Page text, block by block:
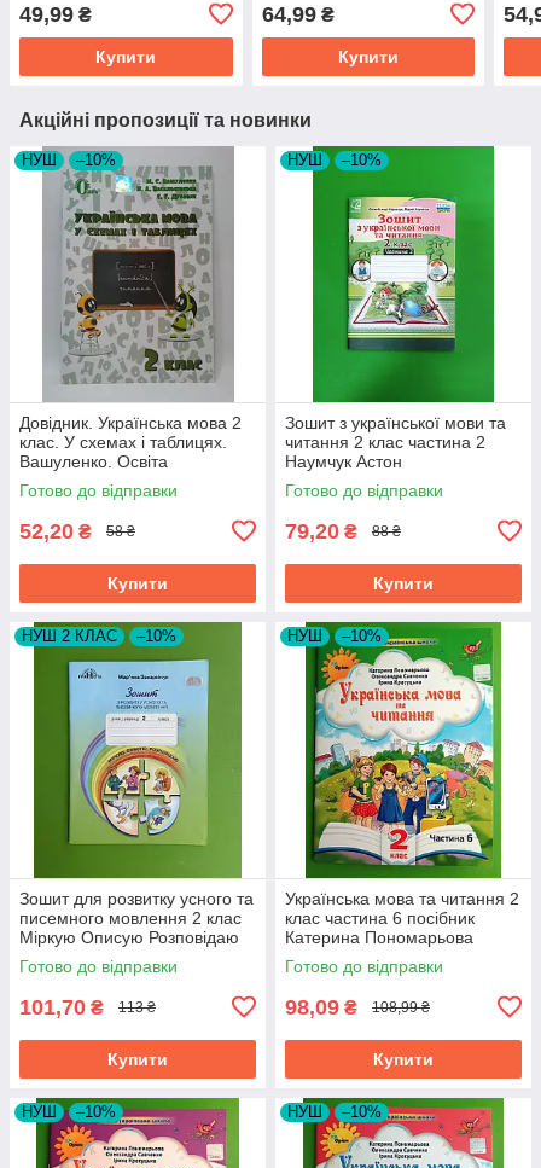
49,99 ₴
Купити
64,99₴
Купити
Акційні пропозиції та новинки
НУШ –10%
Довідник. Українська мова 2
клас. У схемах і таблицях.
Вашуленко. Освіта
Готово до відправки
52,20 ₴ 58 ₴
Купити
НУШ –10%
Зошит з української мови та
читання 2 клас частина 2
Наумчук Астон
Готово до відправки
79,20 ₴ 88 ₴
Купити
НУШ 2 КЛАС –10%
Зошит для розвитку усного та
писемного мовлення 2 клас
Міркую Описую Розповідаю
М Захарійчук
Готово до відправки
101,70 ₴ 113 ₴
Купити
НУШ –10%
Українська мова та читання 2
клас частина 6 посібник
Катерина Пономарьова
Оріон
Готово до відправки
98,09 ₴ 108,99 ₴
Купити
НУШ –10% НУШ –10%